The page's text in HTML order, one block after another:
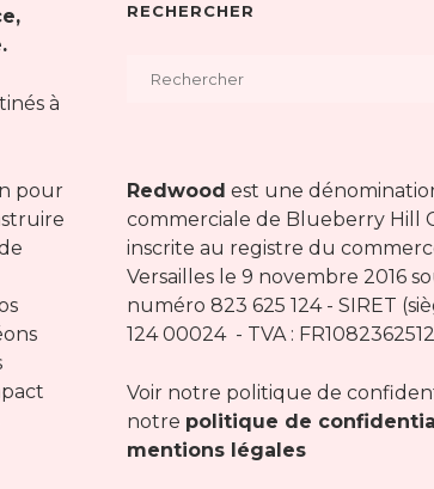
à
pour
RECHERCHER
Redwood est une
commerciale de Blueberry Hill
inscrite au registre du
Versailles le 9 novembre 2016
numéro 823 625 124 - SIRET
124 00024 - TVA :
Voir notre politique de
notre politique de
mentions légales